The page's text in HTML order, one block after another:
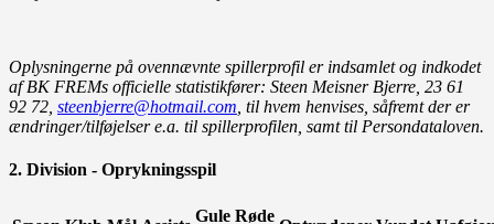
Oplysningerne på ovennævnte spillerprofil er indsamlet og indkodet
af BK FREMs officielle statistikfører: Steen Meisner Bjerre, 23 61
92 72, steenbjerre@hotmail.com , til hvem henvises, såfremt der er
ændringer/tilføjelser e.a. til spillerprofilen, samt til Persondataloven.
2. Division - Oprykningsspil
Gule Røde